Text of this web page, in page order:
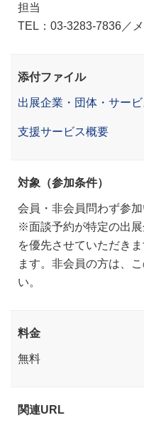
担当
TEL：03-3283-7836／
添付ファイル
出展企業・団体・サー
支援サービス概要
対象（参加条件）
会員・非会員問わず参加
※面談予約が特定の出
を優先させていただき
ます。非会員の方は、
い。
料金
無料
関連URL